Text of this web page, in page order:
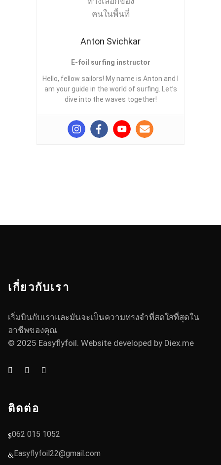
Anton Svichkar
E-foil surfing instructor
Hello, fellow sailors! My name is Anton and I
am your guide in the world of surfing. Let’s
dive into the waves together!
เกี่ยวกับเรา
เริ่มบินกับเราและมันจะเป็นความทรงจำที่สดใสที่สุดใน
อาชีพของคุณ
© 2025 Easyflyfoil. Website developed by Diex.me
ติดต่อ
062 015 1052
Easyflyfoil22@gmail.com